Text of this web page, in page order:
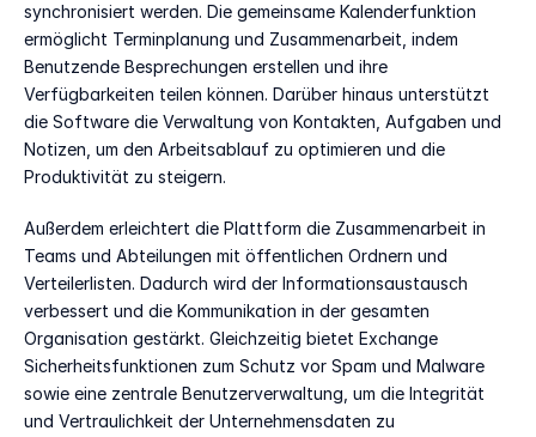
synchronisiert werden. Die gemeinsame Kalenderfunktion
ermöglicht Terminplanung und Zusammenarbeit, indem
Benutzende Besprechungen erstellen und ihre
Verfügbarkeiten teilen können. Darüber hinaus unterstützt
die Software die Verwaltung von Kontakten, Aufgaben und
Notizen, um den Arbeitsablauf zu optimieren und die
Produktivität zu steigern.
Außerdem erleichtert die Plattform die Zusammenarbeit in
Teams und Abteilungen mit öffentlichen Ordnern und
Verteilerlisten. Dadurch wird der Informationsaustausch
verbessert und die Kommunikation in der gesamten
Organisation gestärkt. Gleichzeitig bietet Exchange
Sicherheitsfunktionen zum Schutz vor Spam und Malware
sowie eine zentrale Benutzerverwaltung, um die Integrität
und Vertraulichkeit der Unternehmensdaten zu